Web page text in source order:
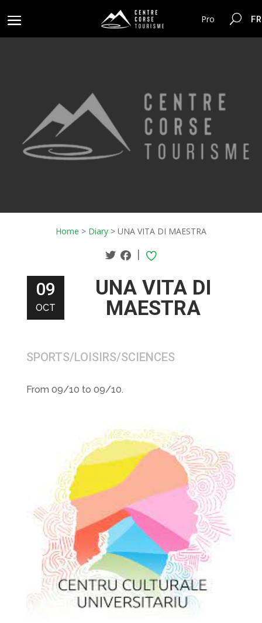
Pro
Home > Diary> UNA VITA DI MAESTRA
|
09
OCT
UNA VITA DI
MAESTRA
SPORTS/LOISIRS/SCIENCES
From 09/10 to 09/10.